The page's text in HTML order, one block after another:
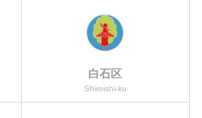
白石区
Shiroishi-ku